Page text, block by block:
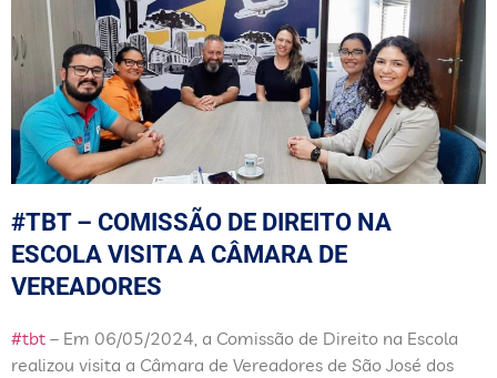
#TBT – COMISSÃO DE DIREITO NA
ESCOLA VISITA A CÂMARA DE
VEREADORES
#tbt – Em 06/05/2024, a Comissão de Direito na Escola
realizou visita a Câmara de Vereadores de São José dos